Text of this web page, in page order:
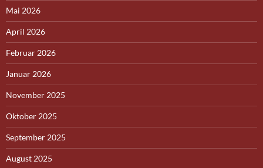
Mai 2026
April 2026
Februar 2026
Januar 2026
November 2025
Oktober 2025
September 2025
August 2025